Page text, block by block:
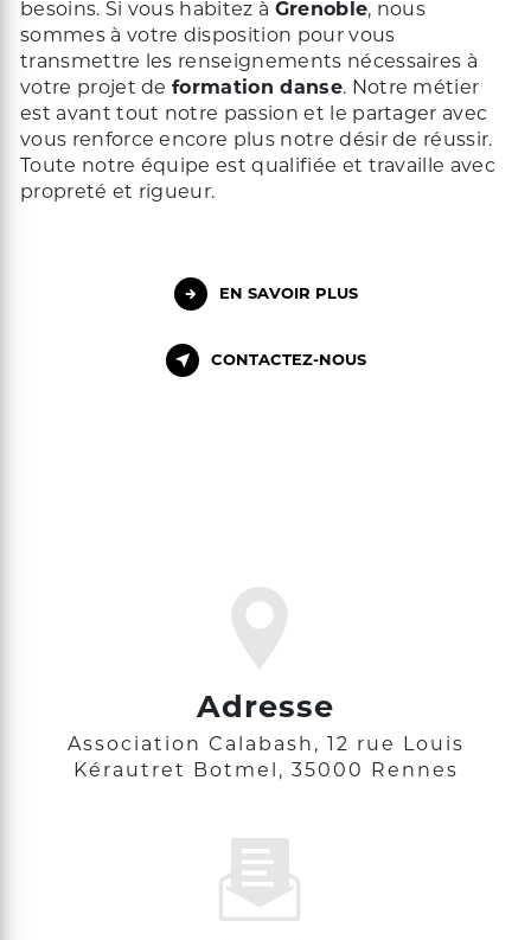
besoins. Si vous habitez à Grenoble, nous
sommes à votre disposition pour vous
transmettre les renseignements nécessaires à
votre projet deformation danse. Notre métier
est avant tout notre passion et le partager avec
vous renforce encore plus notre désir de réussir.
Toute notre équipe est qualifiée et travaille avec
propreté et rigueur.
EN SAVOIR PLUS
CONTACTEZ-NOUS
Adresse
Association Calabash, 12 rue Louis
Kérautret Botmel, 35000 Rennes